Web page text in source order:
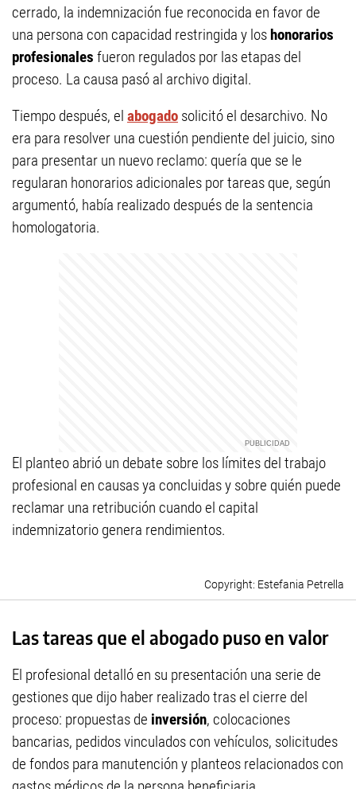
cerrado, la indemnización fue reconocida en favor de
una persona con capacidad restringida y loshonorarios
profesionales fueron regulados por las etapas del
proceso. La causa pasó al archivo digital.
Tiempo después, el abogado solicitó el desarchivo. No
era para resolver una cuestión pendiente del juicio, sino
para presentar un nuevo reclamo: quería que se le
regularan honorarios adicionales por tareas que, según
argumentó, había realizado después de la sentencia
homologatoria.
El planteo abrió un debate sobre los límites del trabajo
profesional en causas ya concluidas y sobre quién puede
reclamar una retribución cuando el capital
indemnizatorio genera rendimientos.
Estefania Petrella
Las tareas que el abogado puso en valor
El profesional detalló en su presentación una serie de
gestiones que dijo haber realizado tras el cierre del
proceso: propuestas de inversión, colocaciones
bancarias, pedidos vinculados con vehículos, solicitudes
de fondos para manutención y planteos relacionados con